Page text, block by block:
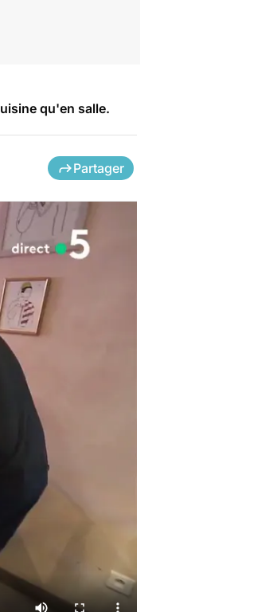
qu'en salle.
Partager